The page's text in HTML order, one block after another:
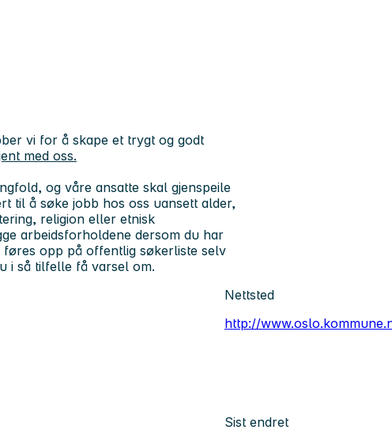
vi for å skape et trygt og godt
med oss.
og våre ansatte skal gjenspeile
til å søke jobb hos oss uansett alder,
religion eller etnisk
arbeidsforholdene dersom du har
opp på offentlig søkerliste selv
i så tilfelle få varsel om.
Nettsted
http://
Sist endret